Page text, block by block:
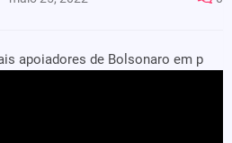
apoiadores de Bolsonaro em p